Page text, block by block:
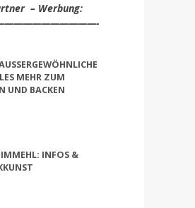
– Werbung:
S
MEHR ZUM G
BACKEN
INFOS &